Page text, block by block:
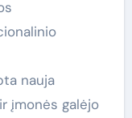
nauja
įmonės galėjo